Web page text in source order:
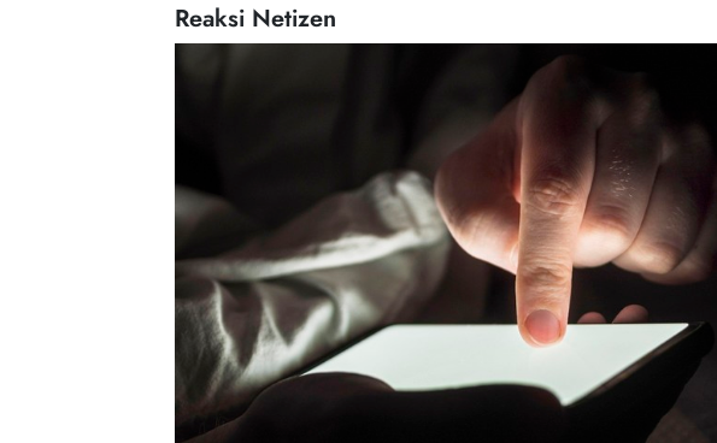
Reaksi Netizen